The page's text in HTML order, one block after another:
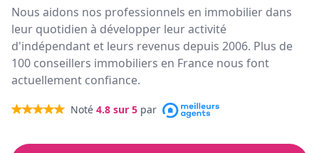
Nous aidons nos professionnels en immobilier dans
leur quotidien à développer leur activité
d'indépendant et leurs revenus depuis 2006. Plus de
100 conseillers immobiliers en France nous font
actuellement confiance.
Noté 4.8 sur 5 par